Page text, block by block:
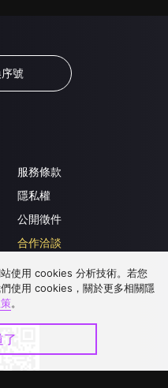
號
服務條款
隱私權
公開徵件
合作洽談
使用 cookies 分析技術。若您
使用 cookies，關於更多相關隱
。
了